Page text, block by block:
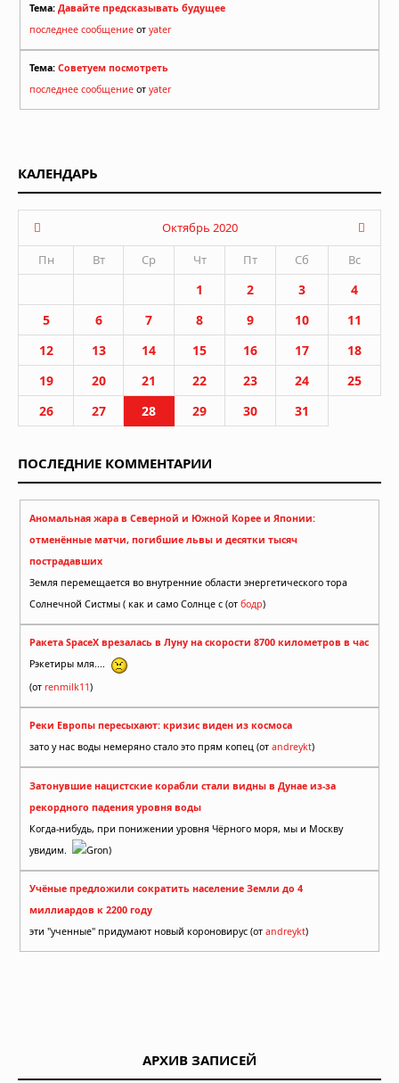
Тема: Давайте предсказывать будущее
последнее сообщение от yater
Тема: Советуем посмотреть
последнее сообщение от yater
КАЛЕНДАРЬ
Октябрь 2020
Пн
Вт Ср Чт Пт Сб Вс
1 2 3
4
5
6 7 8 9 10
11
12
13 14 15 16 17
18
19
20 21 22 23 24
25
26
27 28 29 30 31
ПОСЛЕДНИЕ КОММЕНТАРИИ
Аномальная жара в Северной и Южной Корее и Японии:
отменённые матчи, погибшие львы и десятки тысяч
пострадавших
Земля перемещается во внутренние области энергетического тора
Солнечной Систмы ( как и само Солнце с (от бодр)
Ракета SpaceX врезалась в Луну на скорости 8700 километров в час
Рэкетиры мля....
(от renmilk11)
Реки Европы пересыхают: кризис виден из космоса
зато у нас воды немеряно стало это прям копец (от andreykt)
Затонувшие нацистские корабли стали видны в Дунае из-за
рекордного падения уровня воды
Когда-нибудь, при понижении уровня Чёрного моря, мы и Москву
увидим.
Gron)
Учёные предложили сократить население Земли до 4
миллиардов к 2200 году
эти "ученные" придумают новый короновирус (от andreykt)
АРХИВ ЗАПИСЕЙ